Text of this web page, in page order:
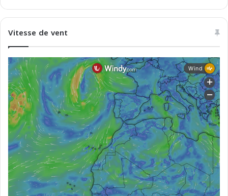
a
r
a
s
f
o
r
m
a
z
i
o
n
e
s
o
e
w
e
e
n
C
u
l
t
u
r
e
a
n
d
G
Vitesse de vent